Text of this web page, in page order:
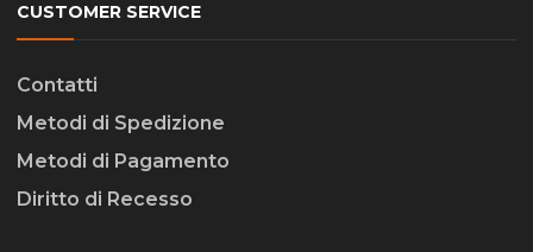
CUSTOMER SERVICE
Contatti
Metodi di Spedizione
Metodi di Pagamento
Diritto di Recesso